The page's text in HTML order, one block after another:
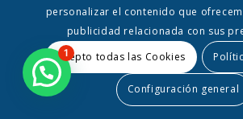
personalizar el contenido que
publicidad relacionada con sus
Acepto todas las Cookies
Configuración general
1